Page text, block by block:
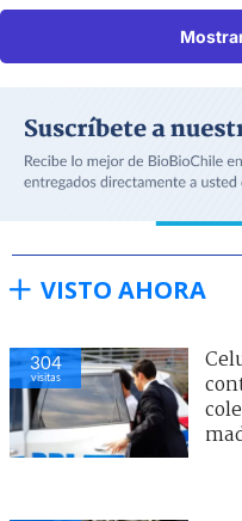
VISTO AHORA
304
visitas